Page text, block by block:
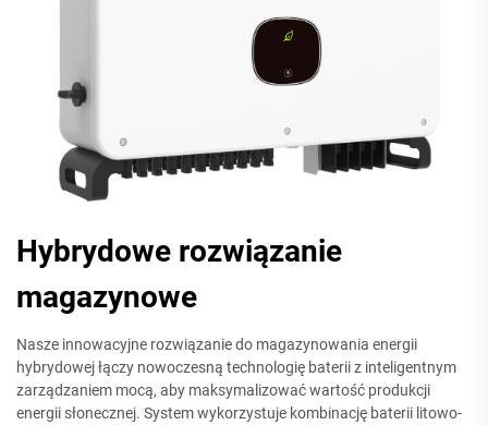
Hybrydowe rozwiązanie
magazynowe
Nasze innowacyjne rozwiązanie do magazynowania energii
hybrydowej łączy nowoczesną technologię baterii z inteligentnym
zarządzaniem mocą, aby maksymalizować wartość produkcji
energii słonecznej. System wykorzystuje kombinację baterii litowo-